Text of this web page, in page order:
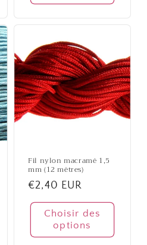
Fil nylon macramé 1,5
mm (12 mètres)
Prix
habituel
€2,40 EUR
Choisir des
options